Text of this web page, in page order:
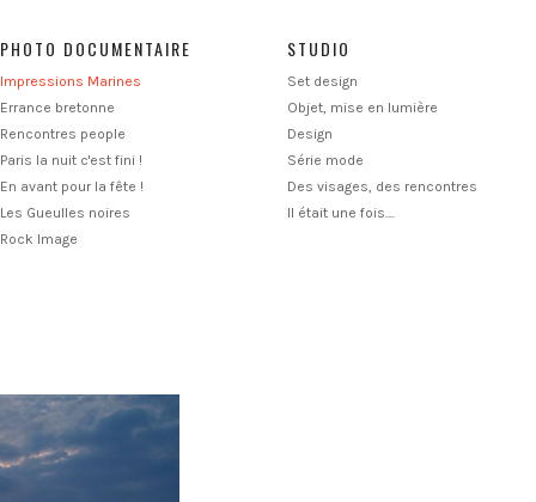
PHOTO DOCUMENTAIRE
Impressions Marines
Errance bretonne
Rencontres people
Paris la nuit c'est fini !
En avant pour la fête !
Les Gueulles noires
Rock Image
STUDIO
Set design
Objet, mise en lumière
Design
Série mode
Des visages, des rencontres
Il était une fois....